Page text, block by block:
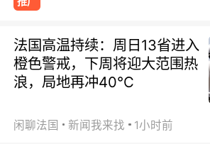
法国高温持续：周日13省进入
橙色警戒，下周将迎大范围热
浪，局地再冲40℃
闲聊法国 新闻我来找 1小时前